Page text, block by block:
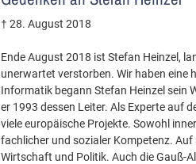
† 28. August 2018
Ende August 2018 ist Stefan Heinzel,
unerwartet verstorben. Wir haben eine
Informatik begann Stefan Heinzel sein
er 1993 dessen Leiter. Als Experte auf
viele europäische Projekte. Sowohl
fachlicher und sozialer Kompetenz.
Wirtschaft und Politik. Auch die Gauß-